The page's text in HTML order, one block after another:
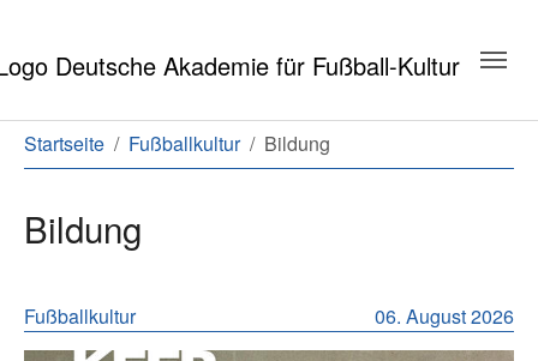
Sie sind hier:
Startseite Fußballkultur Bildung
Bildung
Meldungen aus dem Bereich06. August 2026
Fußballkultur